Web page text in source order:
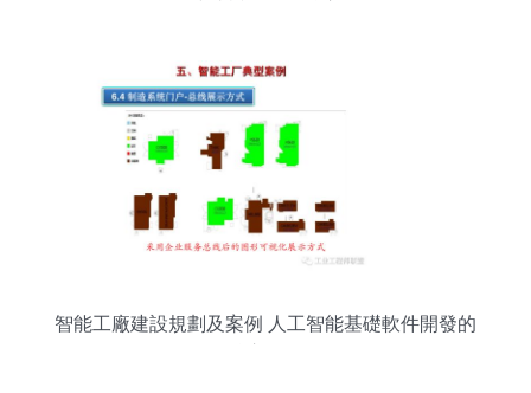
智能工廠建設規劃及案例 人工智能基礎軟件開發的